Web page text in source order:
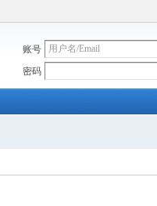
账号
密码